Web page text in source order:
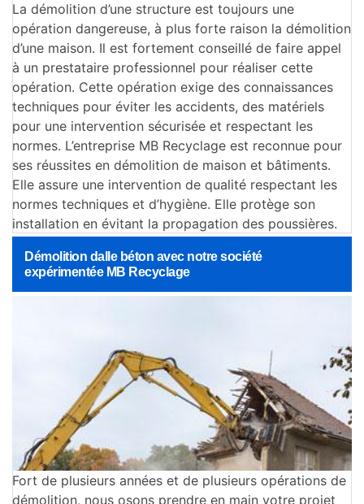
La démolition d’une structure est toujours une
opération dangereuse, à plus forte raison la démolition
d’une maison. Il est fortement conseillé de faire appel
à un prestataire professionnel pour réaliser cette
opération. Cette opération exige des connaissances
techniques pour éviter les accidents, des matériels
pour une intervention sécurisée et respectant les
normes. L’entreprise MB Recyclage est reconnue pour
ses réussites en démolition de maison et bâtiments.
Elle assure une intervention de qualité respectant les
normes techniques et d’hygiène. Elle protège son
installation en évitant la propagation des poussières.
Démolition dalle béton avec notre société
expérimentée MB Recyclage
Fort de plusieurs années et de plusieurs opérations de
démolition, nous osons prendre en main votre projet